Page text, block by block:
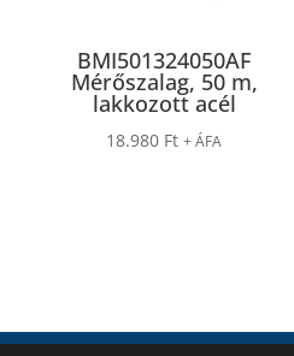
BMI501324050AF
Mérőszalag, 50 m,
lakkozott acél
18.980 Ft + ÁFA